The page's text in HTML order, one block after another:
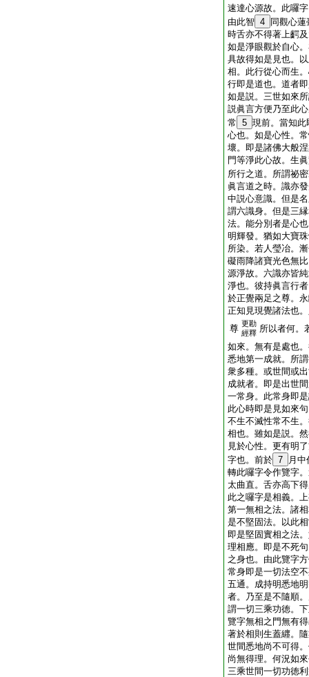
速達心源故。此囉
由此智 4
同觀心
時舌亦不得著上齶
如是淨眼觀於自心
具故得如是見也。
相。此行從心而生
行即是道也。道者
如是説。三世如來
説眞言方便乃至此
常 5 現前。當知此
心也。如是心性。
壞。即是諸佛大般
門等淨此心故。生
所行之道。所謂祕
眞言道之時。識亦
中説心意識。但是
謂六識身。但是三
法。能分別者是心
明輝發。猶如大寶
所染。若人瑩冶。
礙雨降諸寶光色無
源淨故。六識亦皆
淨也。彼持眞言行
於正覺兩足之尊。
正知見現覺諸法也
尊 更勘
經釋 所以者何。
如來。無有是處也
悉地第一成就。所
衆多種。或世間或
成就者。即是出世
一常身。此常身即
此心時即是見如來
不生不滅性常不生
相也。雖如是説。
見於心性。更有明
字也。前於 7
月中
轉此囉字令作覽字
太曲直。舌亦高下
此之囉字是相義。
第一無相之法。諸
是不堅固法。以此
即是堅固實相之法
理相應。即是不死
之身也。由此覽字
常身即是一切法空
五通。成持明悉地
者。乃至是不隨順
謂一切三乘功徳。
覽字無相之門無有
著於相則生蓋纒。
世間悉地尚不可得
尚無得理。何況如
三乘世間一切功徳